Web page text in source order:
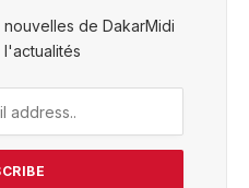
de DakarMidi
l'actualités